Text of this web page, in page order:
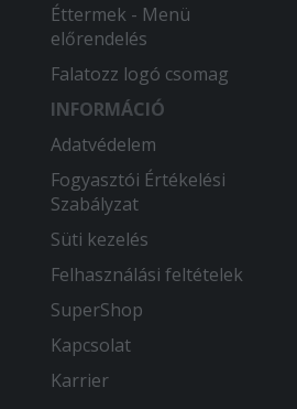
Éttermek - Menü
előrendelés
Falatozz logó csomag
INFORMÁCIÓ
Adatvédelem
Fogyasztói Értékelési
Szabályzat
Süti kezelés
Felhasználási feltételek
SuperShop
Kapcsolat
Karrier